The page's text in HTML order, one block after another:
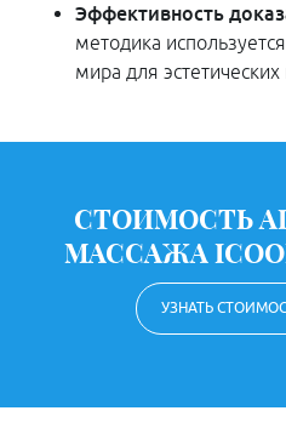
Эффективность
методика
мира для
СТОИМОСТЬ
МАССАЖА
УЗНАТЬ